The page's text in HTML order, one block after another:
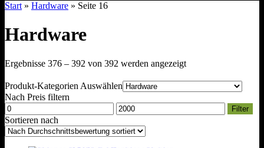
Start » Hardware » Seite 16
Hardware
Ergebnisse 376 – 392 von 392 werden angezeigtNach
sortiert
Produkt-Kategorien Auswählen
Nach Preis filtern
Min.
Preis
Max.
Preis
Filter
Sortieren nach